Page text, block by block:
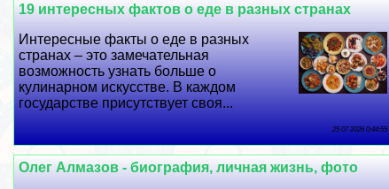
19 интересных фактов о еде в разных странах
Интересные факты о еде в разных
странах – это замечательная
возможность узнать больше о
кулинарном искусстве. В каждом
государстве присутствует своя...
25 07 2026 0:44:55
Олег Алмaзoв - биография, личная жизнь, фото